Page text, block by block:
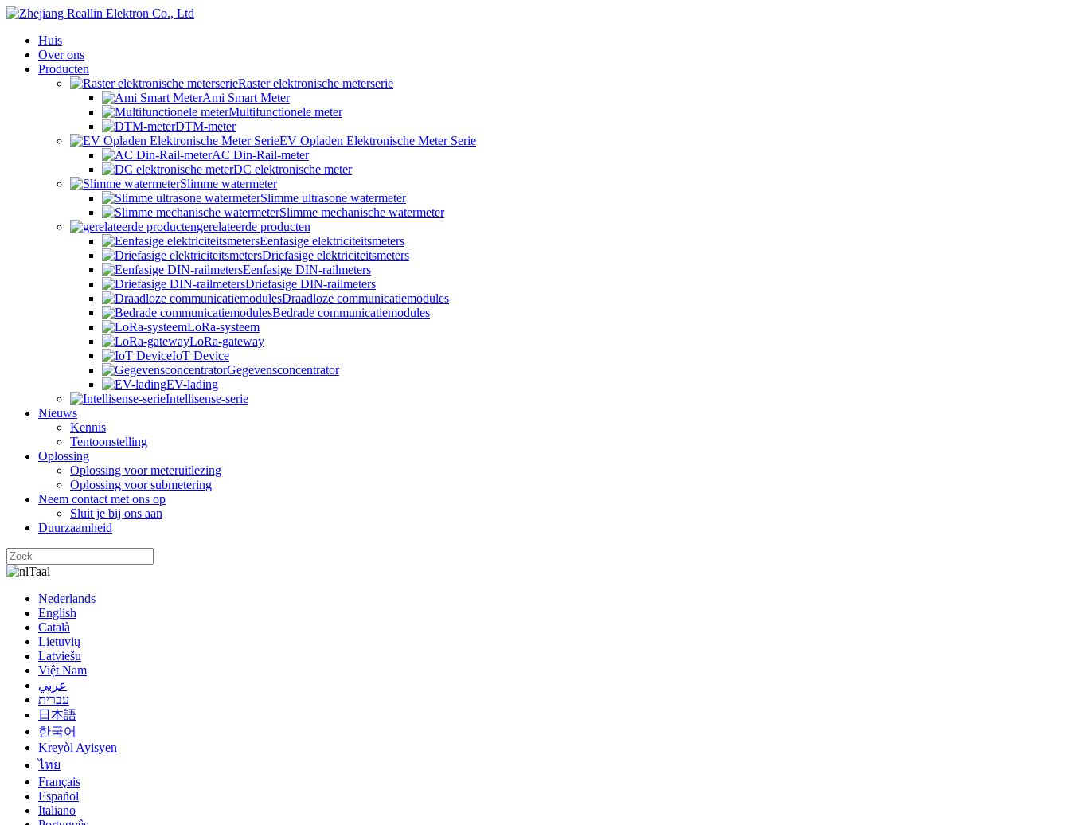
Huis
Over ons
Producten
Raster elektronische meterserie
Ami Smart Meter
Multifunctionele meter
DTM-meter
EV Opladen Elektronische Meter Serie
AC Din-Rail-meter
DC elektronische meter
Slimme watermeter
Slimme ultrasone watermeter
Slimme mechanische watermeter
gerelateerde producten
Eenfasige elektriciteitsmeters
Driefasige elektriciteitsmeters
Eenfasige DIN-railmeters
Driefasige DIN-railmeters
Draadloze communicatiemodules
Bedrade communicatiemodules
LoRa-systeem
LoRa-gateway
IoT Device
Gegevensconcentrator
EV-lading
Intellisense-serie
Nieuws
Kennis
Tentoonstelling
Oplossing
Oplossing voor meteruitlezing
Oplossing voor submetering
Neem contact met ons op
Sluit je bij ons aan
Duurzaamheid
Taal
Nederlands
English
Català
Lietuvių
Latviešu
Việt Nam
عربي
עברית
日本語
한국어
Kreyòl Ayisyen
ไทย
Français
Español
Italiano